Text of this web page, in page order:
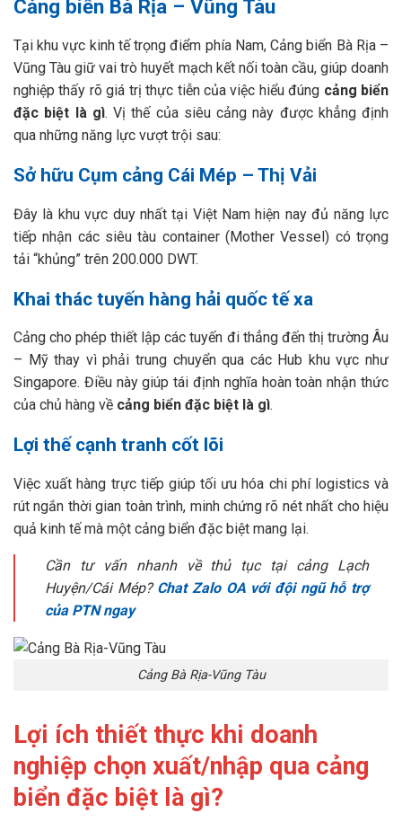
Cảng biển Bà Rịa – Vũng Tàu
Tại khu vực kinh tế trọng điểm phía Nam, Cảng biển Bà Rịa –
Vũng Tàu giữ vai trò huyết mạch kết nối toàn cầu, giúp doanh
nghiệp thấy rõ giá trị thực tiễn của việc hiểu đúng cảng biển
đặc biệt là gì. Vị thế của siêu cảng này được khẳng định
qua những năng lực vượt trội sau:
Sở hữu Cụm cảng Cái Mép – Thị Vải
Đây là khu vực duy nhất tại Việt Nam hiện nay đủ năng lực
tiếp nhận các siêu tàu container (Mother Vessel) có trọng
tải “khủng” trên 200.000 DWT.
Khai thác tuyến hàng hải quốc tế xa
Cảng cho phép thiết lập các tuyến đi thẳng đến thị trường Âu
– Mỹ thay vì phải trung chuyển qua các Hub khu vực như
Singapore. Điều này giúp tái định nghĩa hoàn toàn nhận thức
của chủ hàng về cảng biển đặc biệt là gì.
Lợi thế cạnh tranh cốt lõi
Việc xuất hàng trực tiếp giúp tối ưu hóa chi phí logistics và
rút ngắn thời gian toàn trình, minh chứng rõ nét nhất cho hiệu
quả kinh tế mà một cảng biển đặc biệt mang lại.
Cần tư vấn nhanh về thủ tục tại cảng Lạch
Huyện/Cái Mép? Chat Zalo OA với đội ngũ hỗ trợ
của PTN ngay
Cảng Bà Rịa-Vũng Tàu
Lợi ích thiết thực khi doanh
nghiệp chọn xuất/nhập qua cảng
biển đặc biệt là gì?